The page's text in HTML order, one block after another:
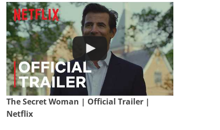
The Secret Woman | Official Trailer |
Netflix